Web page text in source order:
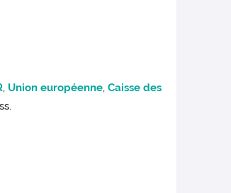
, Union européenne,Caisse des